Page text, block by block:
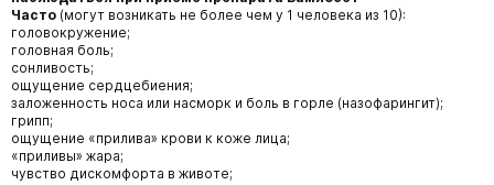
Часто (могут возникать не более чем у 1 человека из 10):
головокружение;
головная боль;
сонливость;
ощущение сердцебиения;
заложенность носа или насморк и боль в горле (назофарингит);
грипп;
ощущение «прилива» крови к коже лица;
«приливы» жара;
чувство дискомфорта в животе;